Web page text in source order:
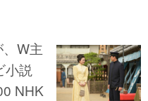
、W主
小説
NHK